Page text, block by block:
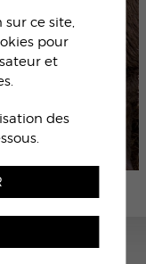
ce site,
pour
et
des